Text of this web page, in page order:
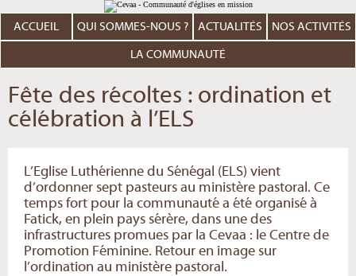
au
contenu.
Aller
personnels
ACCUEIL QUI SOMMES-NOUS ? ACTUALITÉS NOS ACTIVITÉS
LA COMMUNAUTÉ
Fête des récoltes : ordination et
célébration à l’ELS
L’Eglise Luthérienne du Sénégal (ELS) vient
d’ordonner sept pasteurs au ministère pastoral. Ce
temps fort pour la communauté a été organisé à
Fatick, en plein pays sérère, dans une des
infrastructures promues par la Cevaa : le Centre de
Promotion Féminine. Retour en image sur
l’ordination au ministère pastoral.